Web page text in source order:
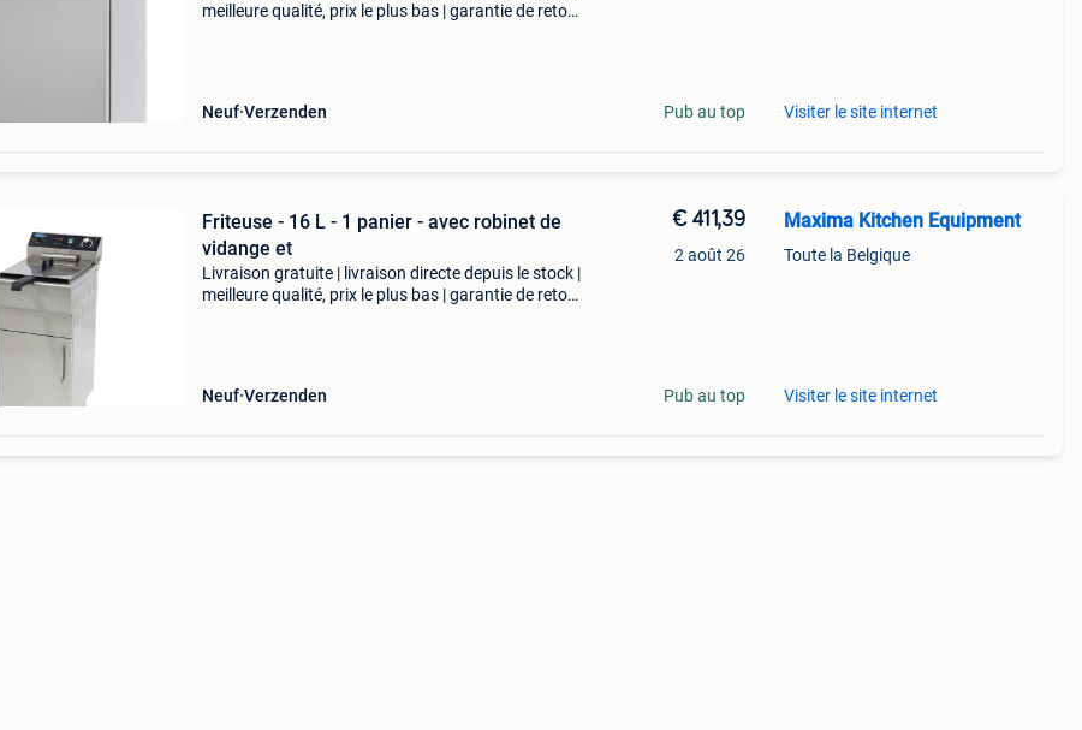
meilleure qualité, prix le plus bas | garantie de retour
Neuf Verzenden Pub au top Visiter le site internet
Friteuse - 16 L - 1 panier - avec robinet de
vidange et
Livraison gratuite | livraison directe depuis le stock |
meilleure qualité, prix le plus bas | garantie de retour
Neuf Verzenden
€ 411,39
2 août 26
Pub au top
Maxima Kitchen Equipment
Toute la Belgique
Visiter le site internet